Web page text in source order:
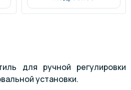
для ручной регулировки
установки.